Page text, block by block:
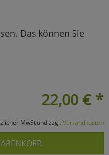
Das können Sie
22,00 € *
MwSt und zzgl. Versandkosten
speichern
zu Haupptseite